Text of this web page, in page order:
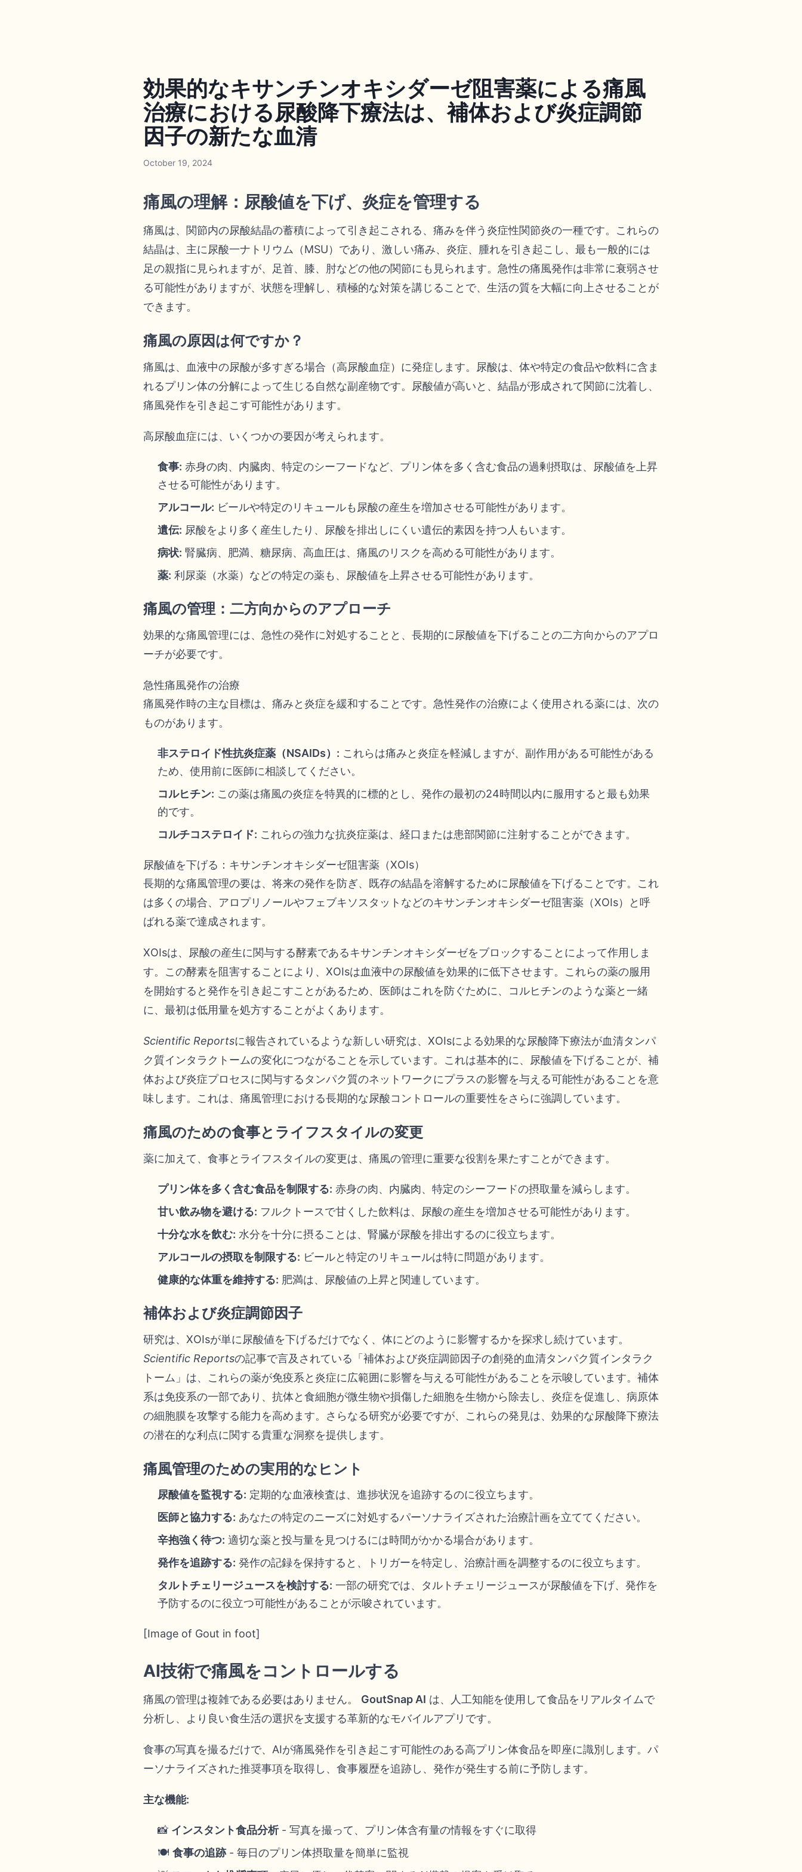
効果的なキサンチンオキシダーゼ阻害薬による痛風
治療における尿酸降下療法は、補体および炎症調節
因子の新たな血清
October 19, 2024
痛風の理解：尿酸値を下げ、炎症を管理する
痛風は、関節内の尿酸結晶の蓄積によって引き起こされる、痛みを伴う炎症性関節炎の一種です。これらの
結晶は、主に尿酸一ナトリウム（MSU）であり、激しい痛み、炎症、腫れを引き起こし、最も一般的には
足の親指に見られますが、足首、膝、肘などの他の関節にも見られます。急性の痛風発作は非常に衰弱させ
る可能性がありますが、状態を理解し、積極的な対策を講じることで、生活の質を大幅に向上させることが
できます。
痛風の原因は何ですか？
痛風は、血液中の尿酸が多すぎる場合（高尿酸血症）に発症します。尿酸は、体や特定の食品や飲料に含ま
れるプリン体の分解によって生じる自然な副産物です。尿酸値が高いと、結晶が形成されて関節に沈着し、
痛風発作を引き起こす可能性があります。
高尿酸血症には、いくつかの要因が考えられます。
食事: 赤身の肉、内臓肉、特定のシーフードなど、プリン体を多く含む食品の過剰摂取は、尿酸値を上昇
させる可能性があります。
アルコール: ビールや特定のリキュールも尿酸の産生を増加させる可能性があります。
遺伝: 尿酸をより多く産生したり、尿酸を排出しにくい遺伝的素因を持つ人もいます。
病状: 腎臓病、肥満、糖尿病、高血圧は、痛風のリスクを高める可能性があります。
薬: 利尿薬（水薬）などの特定の薬も、尿酸値を上昇させる可能性があります。
痛風の管理：二方向からのアプローチ
効果的な痛風管理には、急性の発作に対処することと、長期的に尿酸値を下げることの二方向からのアプロ
ーチが必要です。
急性痛風発作の治療
痛風発作時の主な目標は、痛みと炎症を緩和することです。急性発作の治療によく使用される薬には、次の
ものがあります。
非ステロイド性抗炎症薬（NSAIDs）: これらは痛みと炎症を軽減しますが、副作用がある可能性がある
ため、使用前に医師に相談してください。
コルヒチン: この薬は痛風の炎症を特異的に標的とし、発作の最初の24時間以内に服用すると最も効果
的です。
コルチコステロイド: これらの強力な抗炎症薬は、経口または患部関節に注射することができます。
尿酸値を下げる：キサンチンオキシダーゼ阻害薬（XOIs）
長期的な痛風管理の要は、将来の発作を防ぎ、既存の結晶を溶解するために尿酸値を下げることです。これ
は多くの場合、アロプリノールやフェブキソスタットなどのキサンチンオキシダーゼ阻害薬（XOIs）と呼
ばれる薬で達成されます。
XOIsは、尿酸の産生に関与する酵素であるキサンチンオキシダーゼをブロックすることによって作用しま
す。この酵素を阻害することにより、XOIsは血液中の尿酸値を効果的に低下させます。これらの薬の服用
を開始すると発作を引き起こすことがあるため、医師はこれを防ぐために、コルヒチンのような薬と一緒
に、最初は低用量を処方することがよくあります。
Scientific Reportsに報告されているような新しい研究は、XOIsによる効果的な尿酸降下療法が血清タンパ
ク質インタラクトームの変化につながることを示しています。これは基本的に、尿酸値を下げることが、補
体および炎症プロセスに関与するタンパク質のネットワークにプラスの影響を与える可能性があることを意
味します。これは、痛風管理における長期的な尿酸コントロールの重要性をさらに強調しています。
痛風のための食事とライフスタイルの変更
薬に加えて、食事とライフスタイルの変更は、痛風の管理に重要な役割を果たすことができます。
プリン体を多く含む食品を制限する: 赤身の肉、内臓肉、特定のシーフードの摂取量を減らします。
甘い飲み物を避ける: フルクトースで甘くした飲料は、尿酸の産生を増加させる可能性があります。
十分な水を飲む: 水分を十分に摂ることは、腎臓が尿酸を排出するのに役立ちます。
アルコールの摂取を制限する: ビールと特定のリキュールは特に問題があります。
健康的な体重を維持する: 肥満は、尿酸値の上昇と関連しています。
補体および炎症調節因子
研究は、XOIsが単に尿酸値を下げるだけでなく、体にどのように影響するかを探求し続けています。
Scientific Reportsの記事で言及されている「補体および炎症調節因子の創発的血清タンパク質インタラク
トーム」は、これらの薬が免疫系と炎症に広範囲に影響を与える可能性があることを示唆しています。補体
系は免疫系の一部であり、抗体と食細胞が微生物や損傷した細胞を生物から除去し、炎症を促進し、病原体
の細胞膜を攻撃する能力を高めます。さらなる研究が必要ですが、これらの発見は、効果的な尿酸降下療法
の潜在的な利点に関する貴重な洞察を提供します。
痛風管理のための実用的なヒント
尿酸値を監視する: 定期的な血液検査は、進捗状況を追跡するのに役立ちます。
医師と協力する: あなたの特定のニーズに対処するパーソナライズされた治療計画を立ててください。
辛抱強く待つ: 適切な薬と投与量を見つけるには時間がかかる場合があります。
発作を追跡する: 発作の記録を保持すると、トリガーを特定し、治療計画を調整するのに役立ちます。
タルトチェリージュースを検討する: 一部の研究では、タルトチェリージュースが尿酸値を下げ、発作を
予防するのに役立つ可能性があることが示唆されています。
[Image of Gout in foot]
AI技術で痛風をコントロールする
痛風の管理は複雑である必要はありません。 GoutSnap AI は、人工知能を使用して食品をリアルタイムで
分析し、より良い食生活の選択を支援する革新的なモバイルアプリです。
食事の写真を撮るだけで、AIが痛風発作を引き起こす可能性のある高プリン体食品を即座に識別します。パ
ーソナライズされた推奨事項を取得し、食事履歴を追跡し、発作が発生する前に予防します。
主な機能:
📸 インスタント食品分析- 写真を撮って、プリン体含有量の情報をすぐに取得
🍽️ 食事の追跡- 毎日のプリン体摂取量を簡単に監視